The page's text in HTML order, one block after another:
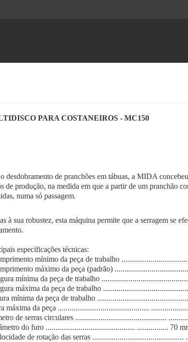
PARA COSTANEIROS - MC150
desdobramento de pranchões em tábuas, a MIDA
de produção, na medida em que a partir de um pranchão
numa só passagem.
à sua robustez, esta máquina permite que a serragem se
especificações técnicas:
mínimo da peça de trabalho
máximo da peça (padrão)
mínima da peça de trabalho
máxima da peça de trabalho
mínima da peça de trabalho
máxima da peça ...............................................
de serras circulares ...............................................
do furo .............................................. ................ 70
de rotação das serras